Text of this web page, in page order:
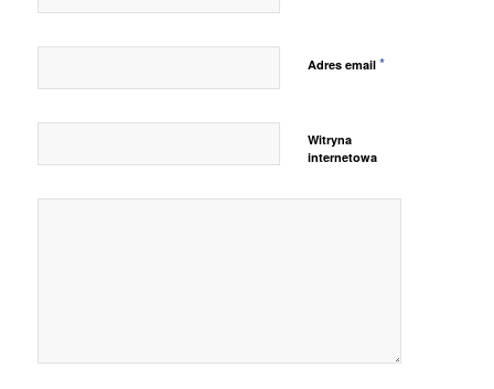
Adres email *
Witryna
internetowa